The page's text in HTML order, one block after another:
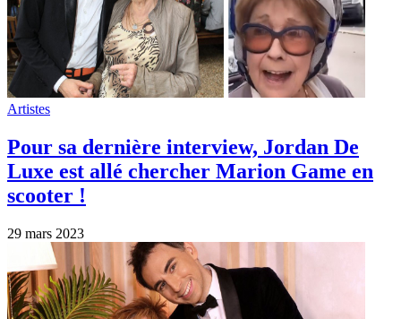
Artistes
Pour sa dernière interview, Jordan De
Luxe est allé chercher Marion Game en
scooter !
29 mars 2023